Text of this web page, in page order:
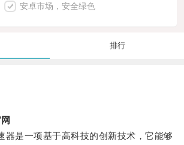
安卓市场，安全绿色
排行
是一项基于高科技的创新技术，它能够